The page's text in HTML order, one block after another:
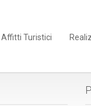
Affitti Turistici